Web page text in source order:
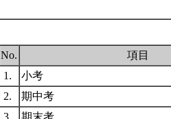
No.
項目
1.
小考
2.
期中考
3.
期末考